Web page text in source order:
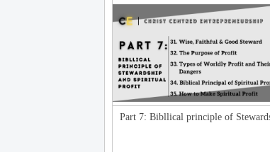
Part 7: Bibllical principle of